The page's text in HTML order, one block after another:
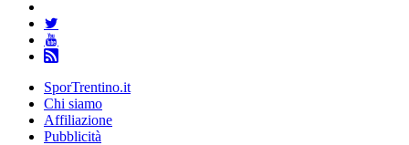
SporTrentino.it
Chi siamo
Affiliazione
Pubblicità